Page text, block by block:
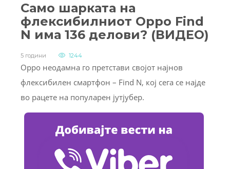
Само шарката на
флексибилниот Oppo Find
N има 136 делови? (ВИДЕО)
5 години 1244
Oppo неодамна го претстави својот најнов
флексибилен смартфон – Find N, кој сега се најде
во рацете на популарен јутјубер.